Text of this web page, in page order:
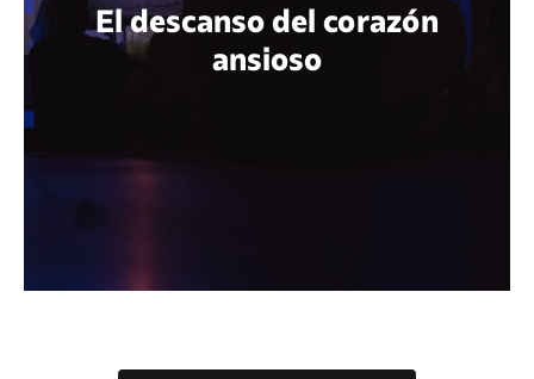
El descanso del corazón
ansioso